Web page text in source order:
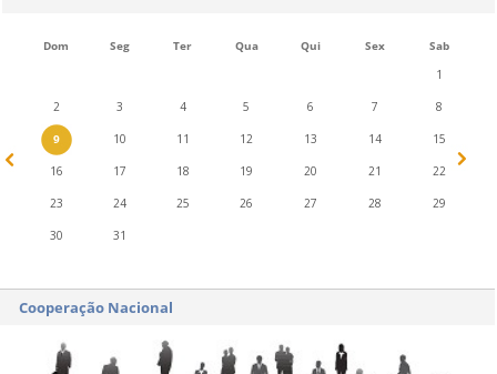
Dom Seg Ter Qua Qui Sex
Sab
1
2 3 4 5 6 7 8
9 10 11 12 13 14 15
16 17 18 19 20 21 22
23 24 25 26 27 28 29
30 31
Cooperação Nacional